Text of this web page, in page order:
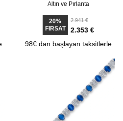
Altın ve Pırlanta
20%
FIRSAT
2.941 €
2.353 €
98€ dan başlayan taksitlerle